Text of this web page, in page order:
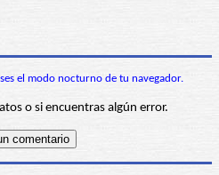
el modo nocturno de tu navegador.
o si encuentras algún error.